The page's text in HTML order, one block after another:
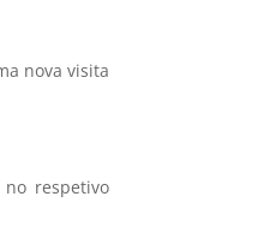
nova visita
respetivo